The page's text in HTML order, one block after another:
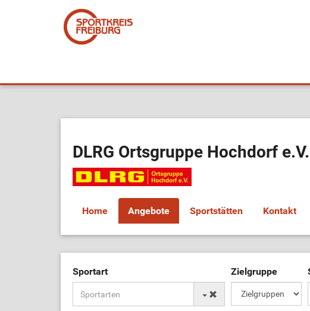
DLRG Ortsgruppe Hochdorf e.V.
Home Angebote Sportstätten Kontakt
Sportart Zielgruppe